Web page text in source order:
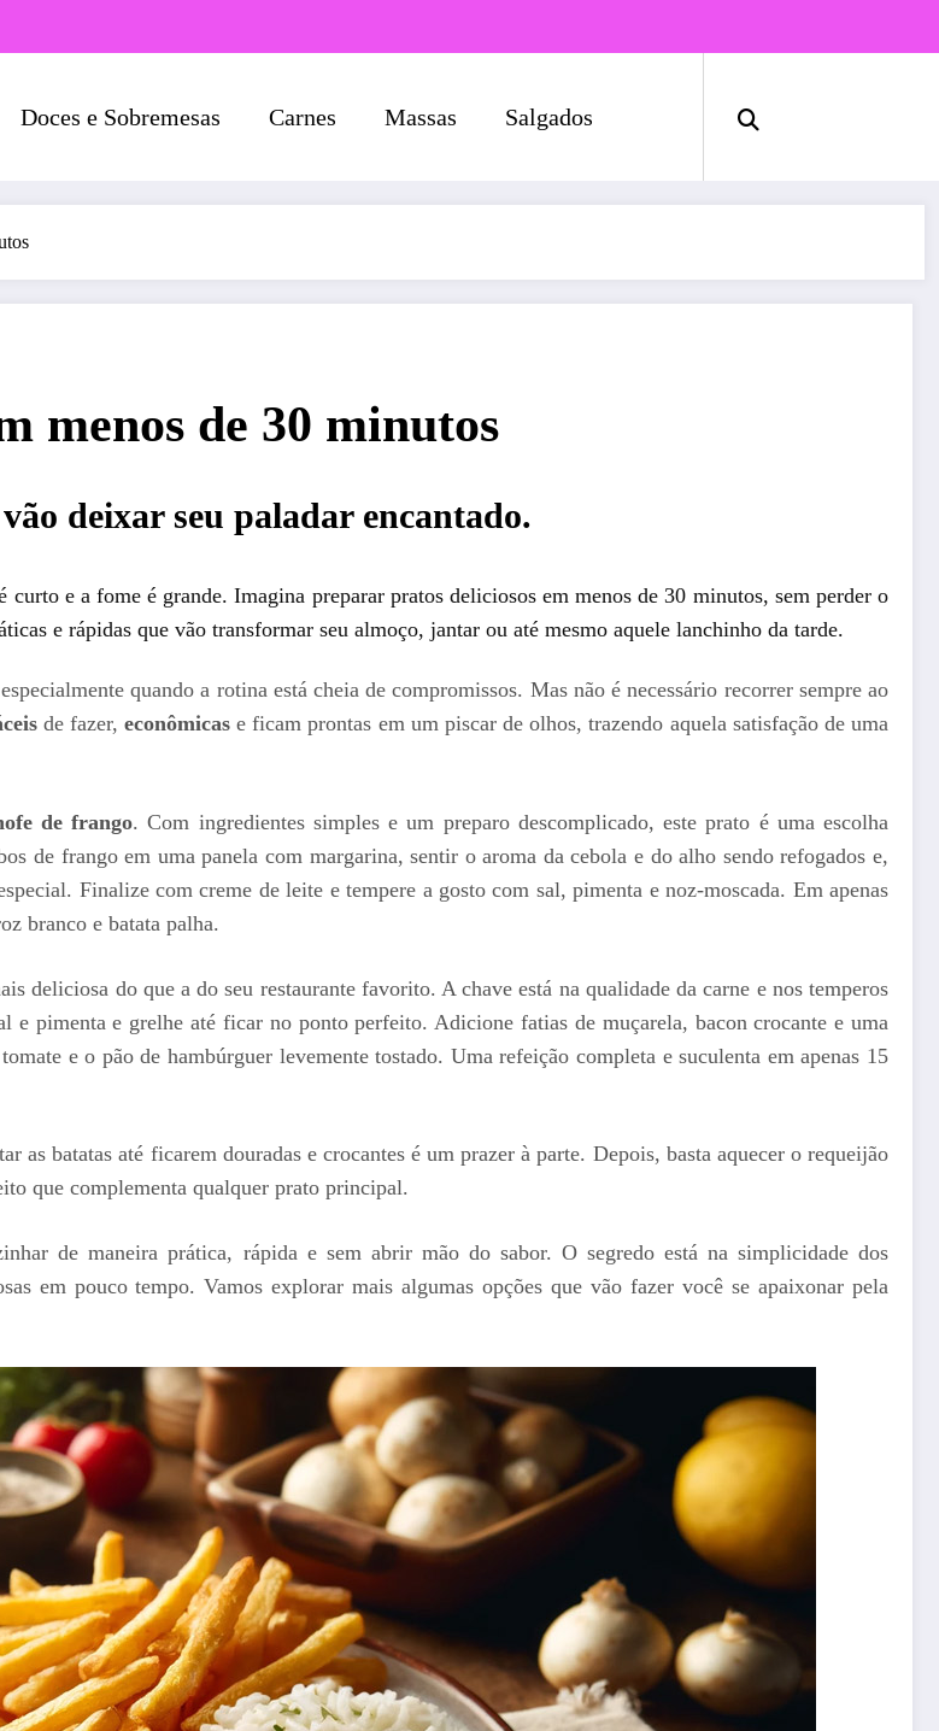
Doces e Sobremesas Carnes Massas Salgados
menos de 30 minutos
deixar seu paladar encantado.
e a fome é grande. Imagina preparar pratos deliciosos em menos de 30 minutos, sem perder o
e rápidas que vão transformar seu almoço, jantar ou até mesmo aquele lanchinho da tarde.
quando a rotina está cheia de compromissos. Mas não é necessário recorrer sempre ao
de fazer,econômicas e ficam prontas em um piscar de olhos, trazendo aquela satisfação de uma
de frango. Com ingredientes simples e um preparo descomplicado, este prato é uma escolha
de frango em uma panela com margarina, sentir o aroma da cebola e do alho sendo refogados e,
Finalize com creme de leite e tempere a gosto com sal, pimenta e noz-moscada. Em apenas
branco e batata palha.
deliciosa do que a do seu restaurante favorito. A chave está na qualidade da carne e nos temperos
e pimenta e grelhe até ficar no ponto perfeito. Adicione fatias de muçarela, bacon crocante e uma
e o pão de hambúrguer levemente tostado. Uma refeição completa e suculenta em apenas 15
as batatas até ficarem douradas e crocantes é um prazer à parte. Depois, basta aquecer o requeijão
que complementa qualquer prato principal.
de maneira prática, rápida e sem abrir mão do sabor. O segredo está na simplicidade dos
em pouco tempo. Vamos explorar mais algumas opções que vão fazer você se apaixonar pela